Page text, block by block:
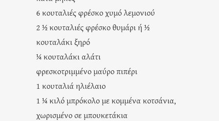
6 κουταλιές φρέσκο χυμό λεμονιού
2 ½ κουταλιές φρέσκο θυμάρι ή ½
κουταλάκι ξηρό
¼ κουταλάκι αλάτι
φρεσκοτριμμένο μαύρο πιπέρι
1 κουταλιά ηλιέλαιο
1 ¼ κιλό μπρόκολο με κομμένα κοτσάνια,
χωρισμένο σε μπουκετάκια